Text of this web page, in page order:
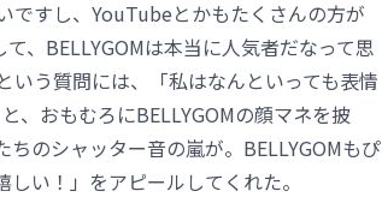
ですし、YouTubeとかもたくさんの方が
、BELLYGOMは本当に人気者だなって思
いう質問には、「私はなんといっても表情
おもむろにBELLYGOMの顔マネを披
のシャッター音の嵐が。BELLYGOMもぴ
い！」をアピールしてくれた。